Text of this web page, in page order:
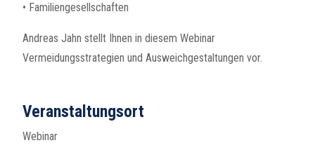
• Familiengesellschaften
Andreas Jahn stellt Ihnen in diesem Webinar
Vermeidungsstrategien und Ausweichgestaltungen vor.
Veranstaltungsort
Webinar